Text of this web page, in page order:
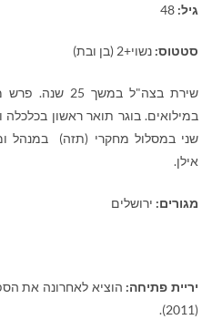
גיל: 48
סטטוס: נשוי+2 (בן ובת)
שירת בצה"ל
במילואים. בוגר תואר ראשון בכלכלה
שני במסלול מחקרי (תזה) במנהל
אילן.
מגורים: ירושלים
יריית פתיחה: הוציא לאחרונה את
(2011).